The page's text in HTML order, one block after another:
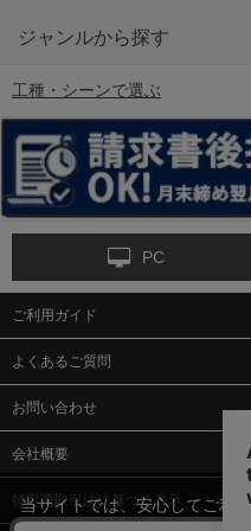
6-矢印板/LED矢印板
9-点字マット・タイ
ジャンルから探す
工種・シーンで選ぶ
PC
ご利用ガイド
よくあるご質問
お問い合わせ
会社概要
特定商取引法に基づく表示
当サイトでは、安心してご利